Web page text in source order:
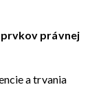
právnej
a trvania